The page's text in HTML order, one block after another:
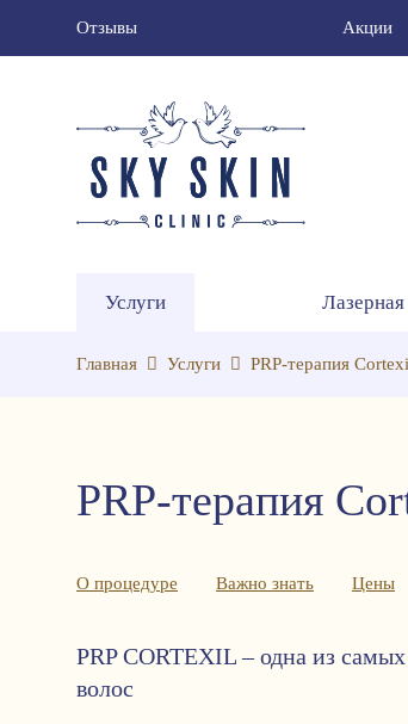
Отзывы Акции
Услуги
Главная Услуги PRP-терапия
PRP-терапия
О процедуре Важно знать Цены
PRP CORTEXIL – одна из
волос